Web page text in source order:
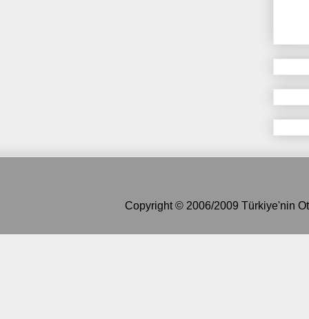
Copyright © 2006/2009 Türkiye'nin